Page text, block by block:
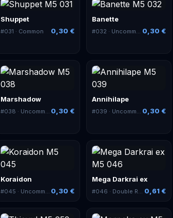
Shuppet
#031 · Common 0,30 €
Banette
#032 · Uncommon 0,30 €
Marshadow
#038 · Uncommon 0,30 €
Annihilape
#039 · Uncommon 0,30 €
Koraidon
#045 · Uncommon 0,30 €
Mega Darkrai ex
#046 · Double Rare 0,61 €